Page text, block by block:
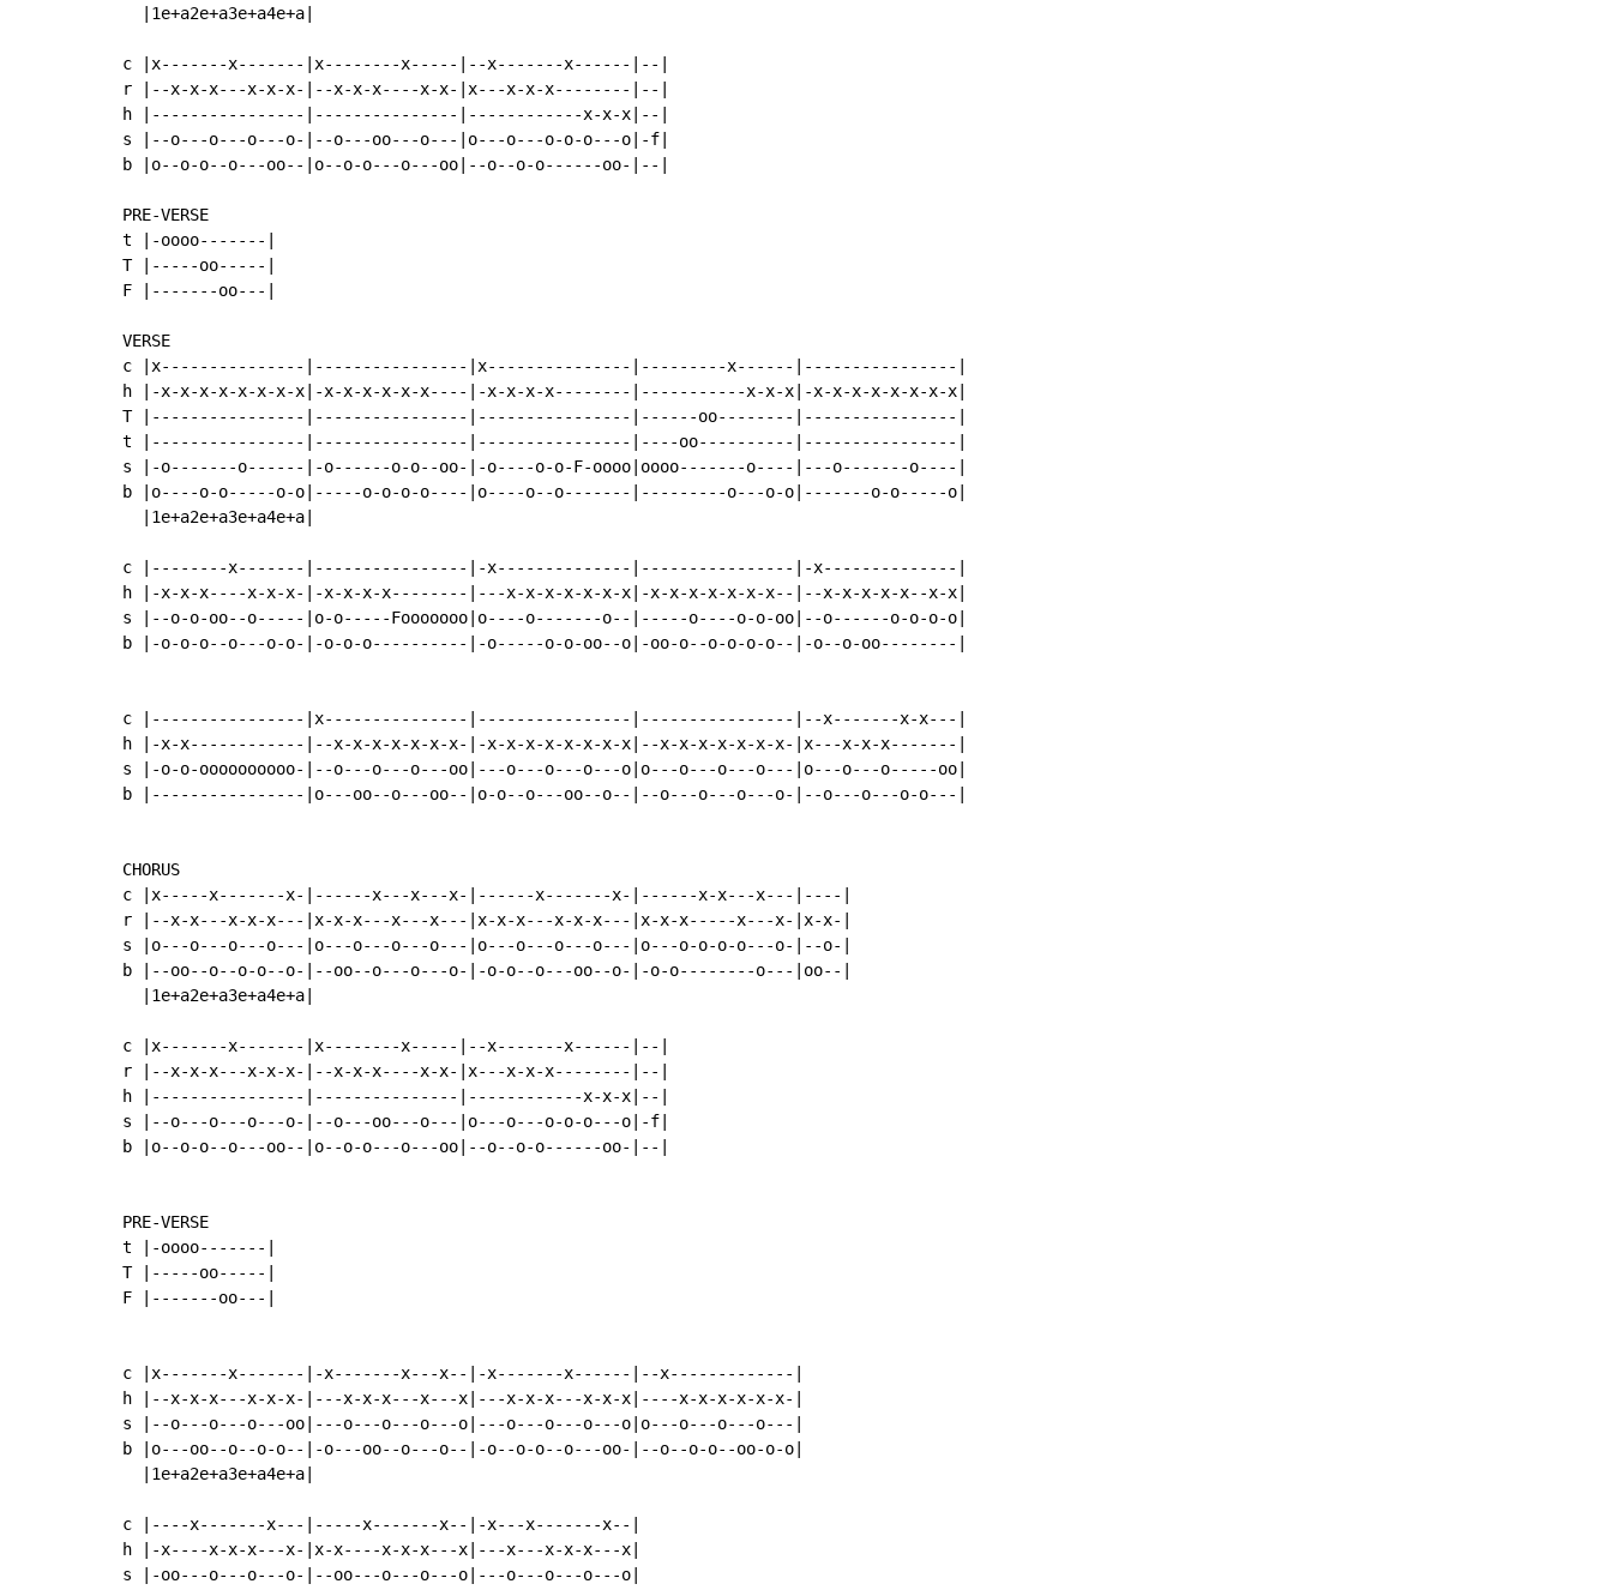
  |1e+a2e+a3e+a4e+a|
c |x-------x-------|x--------x-----|--x-------x------|--|
r |--x-x-x---x-x-x-|--x-x-x----x-x-|x---x-x-x--------|--|
h |----------------|---------------|------------x-x-x|--|
s |--o---o---o---o-|--o---oo---o---|o---o---o-o-o---o|-f|
b |o--o-o--o---oo--|o--o-o---o---oo|--o--o-o------oo-|--|
PRE-VERSE
t |-oooo-------|
T |-----oo-----|
F |-------oo---|
VERSE
c |x---------------|----------------|x---------------|---------x------|----------------|
h |-x-x-x-x-x-x-x-x|-x-x-x-x-x-x----|-x-x-x-x--------|-----------x-x-x|-x-x-x-x-x-x-x-x|
T |----------------|----------------|----------------|------oo--------|----------------|
t |----------------|----------------|----------------|----oo----------|----------------|
s |-o-------o------|-o------o-o--oo-|-o----o-o-F-oooo|oooo-------o----|---o-------o----|
b |o----o-o-----o-o|-----o-o-o-o----|o----o--o-------|---------o---o-o|-------o-o-----o|
  |1e+a2e+a3e+a4e+a|
c |--------x-------|----------------|-x--------------|----------------|-x--------------|
h |-x-x-x----x-x-x-|-x-x-x-x--------|---x-x-x-x-x-x-x|-x-x-x-x-x-x-x--|--x-x-x-x-x--x-x|
s |--o-o-oo--o-----|o-o-----Fooooooo|o----o-------o--|-----o----o-o-oo|--o------o-o-o-o|
b |-o-o-o--o---o-o-|-o-o-o----------|-o-----o-o-oo--o|-oo-o--o-o-o-o--|-o--o-oo--------|
c |----------------|x---------------|----------------|----------------|--x-------x-x---|
h |-x-x------------|--x-x-x-x-x-x-x-|-x-x-x-x-x-x-x-x|--x-x-x-x-x-x-x-|x---x-x-x-------|
s |-o-o-oooooooooo-|--o---o---o---oo|---o---o---o---o|o---o---o---o---|o---o---o-----oo|
b |----------------|o---oo--o---oo--|o-o--o---oo--o--|--o---o---o---o-|--o---o---o-o---|
CHORUS
c |x-----x-------x-|------x---x---x-|------x-------x-|------x-x---x---|----|
r |--x-x---x-x-x---|x-x-x---x---x---|x-x-x---x-x-x---|x-x-x-----x---x-|x-x-|
s |o---o---o---o---|o---o---o---o---|o---o---o---o---|o---o-o-o-o---o-|--o-|
b |--oo--o--o-o--o-|--oo--o---o---o-|-o-o--o---oo--o-|-o-o--------o---|oo--|
  |1e+a2e+a3e+a4e+a|
c |x-------x-------|x--------x-----|--x-------x------|--|
r |--x-x-x---x-x-x-|--x-x-x----x-x-|x---x-x-x--------|--|
h |----------------|---------------|------------x-x-x|--|
s |--o---o---o---o-|--o---oo---o---|o---o---o-o-o---o|-f|
b |o--o-o--o---oo--|o--o-o---o---oo|--o--o-o------oo-|--|
PRE-VERSE
t |-oooo-------|
T |-----oo-----|
F |-------oo---|
c |x-------x-------|-x-------x---x--|-x-------x------|--x-------------|
h |--x-x-x---x-x-x-|---x-x-x---x---x|---x-x-x---x-x-x|----x-x-x-x-x-x-|
s |--o---o---o---oo|---o---o---o---o|---o---o---o---o|o---o---o---o---|
b |o---oo--o--o-o--|-o---oo--o---o--|-o--o-o--o---oo-|--o--o-o--oo-o-o|
  |1e+a2e+a3e+a4e+a|
c |----x-------x---|-----x-------x--|-x---x-------x--|
h |-x----x-x-x---x-|x-x----x-x-x---x|---x---x-x-x---x|
s |-oo---o---o---o-|--oo---o---o---o|---o---o---o---o|